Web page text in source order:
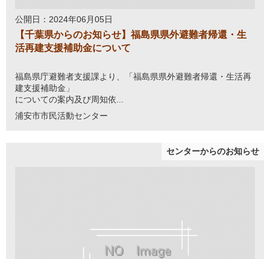
公開日：2024年06月05日
【千葉県からのお知らせ】福島県県外避難者帰還・生
活再建支援補助金について
福島県庁避難者支援課より、「福島県県外避難者帰還・生活再
建支援補助金」
についての案内及び周知依...
浦安市市民活動センター
センターからのお知らせ